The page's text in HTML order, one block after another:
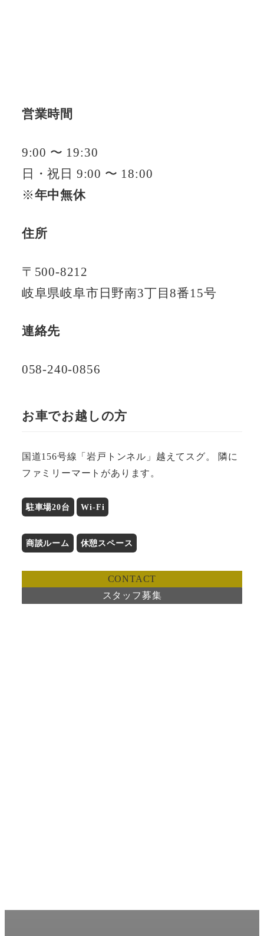
営業時間
9:00 〜 19:30
日・祝日 9:00 〜 18:00
※年中無休
住所
〒500-8212
岐阜県岐阜市日野南3丁目8番15号
連絡先
058-240-0856
お車でお越しの方
国道156号線「岩戸トンネル」越えてスグ。 隣に
ファミリーマートがあります。
駐車場20台 Wi-Fi
商談ルーム 休憩スペース
CONTACT
スタッフ募集